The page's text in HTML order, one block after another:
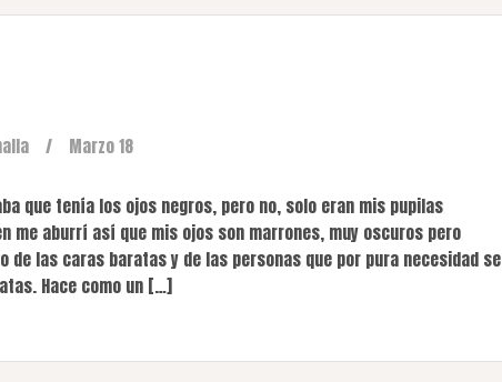
Marzo 18
que tenía los ojos negros, pero no, solo eran mis pupilas
me aburrí así que mis ojos son marrones, muy oscuros pero
de las caras baratas y de las personas que por pura necesidad se
Hace como un […]